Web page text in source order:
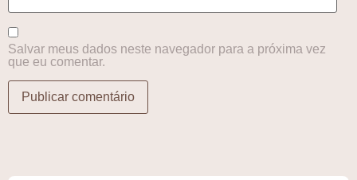
Salvar meus dados neste navegador para a próxima vez
que eu comentar.